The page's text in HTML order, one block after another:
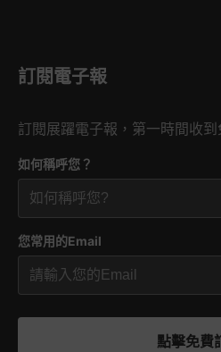
訂閱電子報
訂閱展躍電子報，第一時間收到
如何稱呼您？
您常用的Email
點擊免費